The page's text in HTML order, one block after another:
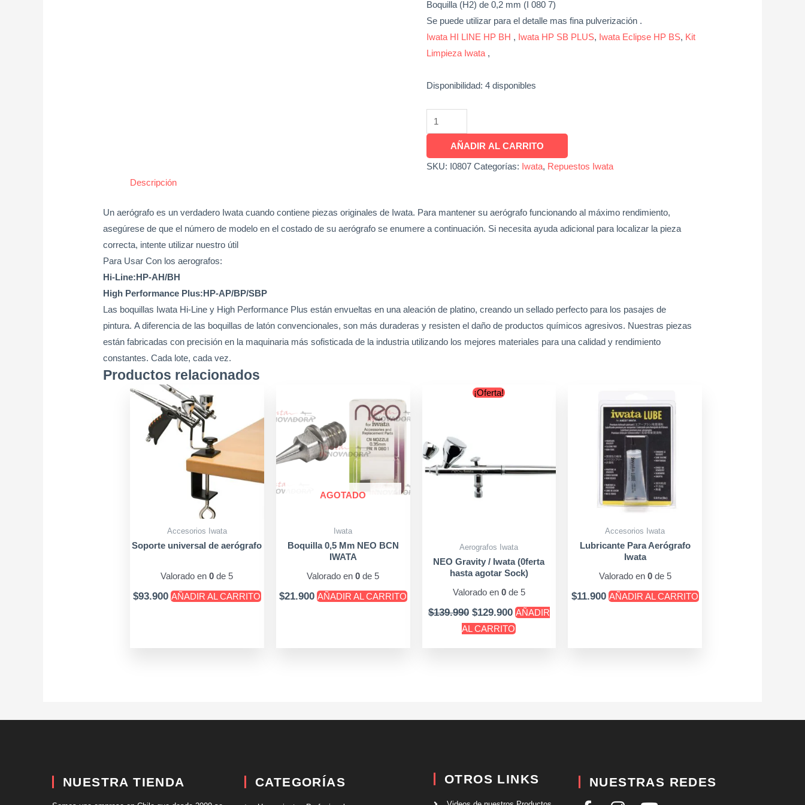
Boquilla (H2) de 0,2 mm (I 080 7)
Se puede utilizar para el detalle mas fina pulverización .
Iwata HI LINE HP BH , Iwata HP SB PLUS, Iwata Eclipse HP BS, Kit
Limpieza Iwata ,
Disponibilidad: 4 disponibles
AÑADIR AL CARRITO
SKU: I0807 Categorías: Iwata, Repuestos Iwata
Descripción
Un aerógrafo es un verdadero Iwata cuando contiene piezas originales de Iwata. Para mantener su aerógrafo funcionando al máximo rendimiento,
asegúrese de que el número de modelo en el costado de su aerógrafo se enumere a continuación. Si necesita ayuda adicional para localizar la pieza
correcta, intente utilizar nuestro útil
Para Usar Con los aerografos:
Hi-Line:HP-AH/BH
High Performance Plus:HP-AP/BP/SBP
Las boquillas Iwata Hi-Line y High Performance Plus están envueltas en una aleación de platino, creando un sellado perfecto para los pasajes de
pintura. A diferencia de las boquillas de latón convencionales, son más duraderas y resisten el daño de productos químicos agresivos. Nuestras piezas
están fabricadas con precisión en la maquinaria más sofisticada de la industria utilizando los mejores materiales para una calidad y rendimiento
constantes. Cada lote, cada vez.
Productos relacionados
Accesorios Iwata
Soporte universal de aerógrafo
Valorado en0 de 5
$93.900 AÑADIR AL CARRITO
AGOTADO
Iwata
Boquilla 0,5 Mm NEO BCN
IWATA
Valorado en0 de 5
$21.900 AÑADIR AL CARRITO
¡Oferta!
Aerografos Iwata
NEO Gravity / Iwata (0ferta
hasta agotar Sock)
Valorado en 0de 5
$139.990
Original
$129.900 AÑADIR
AL CARRITO
Accesorios Iwata
Lubricante Para Aerógrafo
Iwata
Valorado en 0de 5
$11.900 AÑADIR AL CARRITO
NUESTRA TIENDA CATEGORÍAS OTROS LINKS NUESTRAS REDES